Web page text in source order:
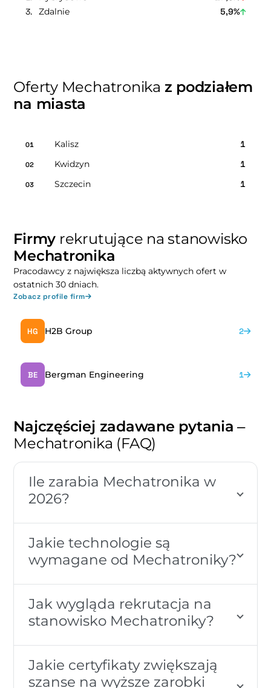
Zdalnie
5,9%
Oferty Mechatronika z podziałem
na miasta
01 Kalisz 1
02 Kwidzyn 1
03 Szczecin 1
Firmy rekrutujące na stanowisko
Mechatronika
Pracodawcy z największa liczbą aktywnych ofert w
ostatnich 30 dniach.
Zobacz profile firm
HG H2B Group 2
BE Bergman Engineering 1
Najczęściej zadawane pytania –
Mechatronika (FAQ)
Ile zarabia Mechatronika w
2026?
Jakie technologie są
wymagane od Mechatroniky?
Jak wygląda rekrutacja na
stanowisko Mechatroniky?
Jakie certyfikaty zwiększają
szanse na wyższe zarobki